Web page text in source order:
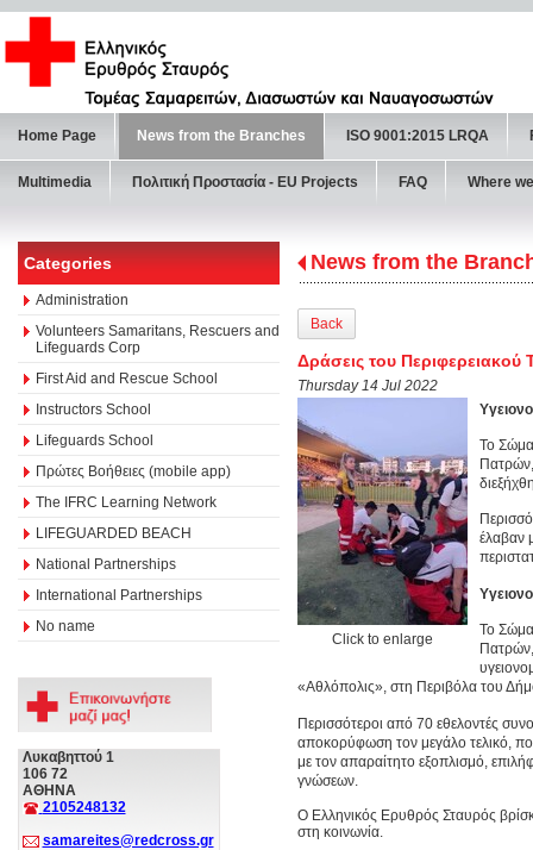
Home Page News from the Branches ISO 9001:2015 LRQA
Multimedia Πολιτική Προστασία - ΕU Projects FAQ Where
Categories
Administration
Volunteers Samaritans, Rescuers and
Lifeguards Corp
First Aid and Rescue School
Instructors School
Lifeguards School
Πρώτες Βοήθειες (mobile app)
The IFRC Learning Network
LIFEGUARDED BEACH
National Partnerships
International Partnerships
No name
Λυκαβηττού 1
106 72
ΑΘΗΝΑ
2105248132
samareites@redcross.gr
News from the
Back
Δράσεις του
Thursday 14 Jul 2022
Click to enlarge
Το
έλαβαν
Το
«Αθλόπολις», στη Περιβόλα του
Περισσότεροι από 70 εθελοντές
αποκορύφωση τον μεγάλο τελικό,
με τον απαραίτητο εξοπλισμό,
γνώσεων.
Ο Ελληνικός Ερυθρός Σταυρός
στη κοινωνία.